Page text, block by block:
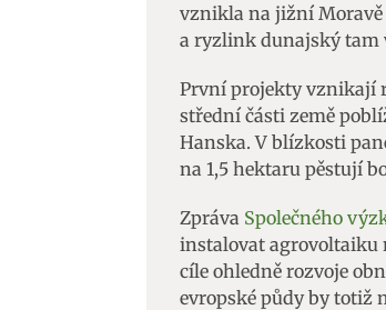
vznikla na jižní Moravě
a ryzlink dunajský tam
První projekty vznikají
střední části země
Hanska. V blízkosti
na 1,5 hektaru pěstují
Zpráva Společného
instalovat agrovoltaiku
cíle ohledně rozvoje
evropské půdy by